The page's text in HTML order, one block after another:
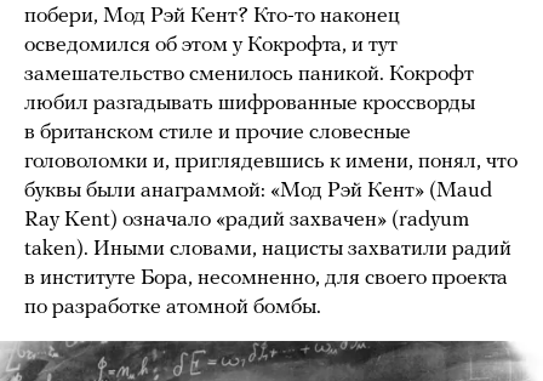
побери, Мод Рэй Кент? Кто-то наконец
осведомился об этом у Кокрофта, и тут
замешательство сменилось паникой. Кокрофт
любил разгадывать шифрованные кроссворды
в британском стиле и прочие словесные
головоломки и, приглядевшись к имени, понял, что
буквы были анаграммой: «Мод Рэй Кент» (Maud
Ray Kent) означало «радий захвачен» (radyum
taken). Иными словами, нацисты захватили радий
в институте Бора, несомненно, для своего проекта
по разработке атомной бомбы.